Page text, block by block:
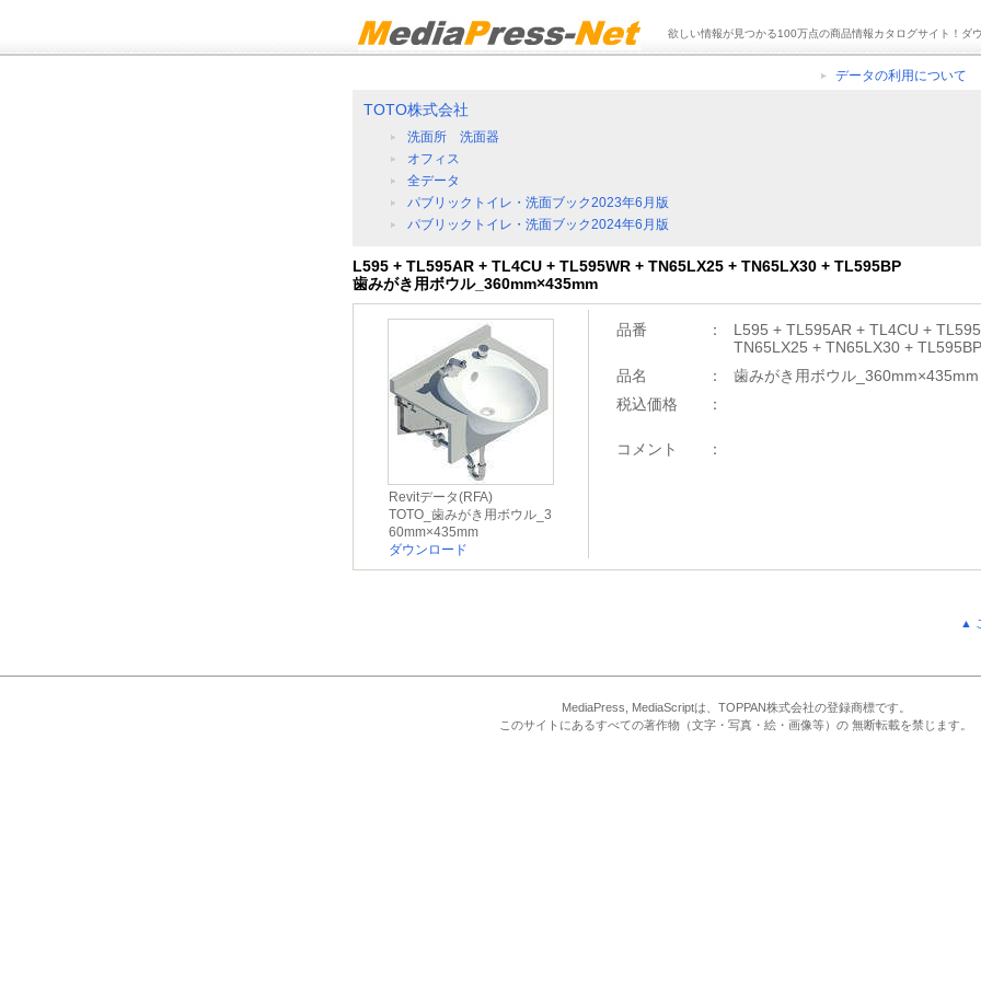
欲しい情報が見つかる100万点の商品情報カタログサイト！ダ
データの利用について
TOTO株式会社
洗面所 洗面器
オフィス
全データ
パブリックトイレ・洗面ブック2023年6月版
パブリックトイレ・洗面ブック2024年6月版
L595 + TL595AR + TL4CU + TL595WR + TN65LX25 + TN65LX30 + TL595BP
歯みがき用ボウル_360mm×435mm
Revitデータ(RFA)
TOTO_歯みがき用ボウル_3
60mm×435mm
ダウンロード
品番 ：
L595 + TL595AR + TL4CU +
TN65LX25 + TN65LX30 + TL595BP
品名
：
歯みがき用ボウル_360mm×435mm
税込価格
：
コメント ：
▲
MediaPress, MediaScriptは、TOPPAN株式会社の登録商標です。
このサイトにあるすべての著作物（文字・写真・絵・画像等）の 無断転載を禁じます。